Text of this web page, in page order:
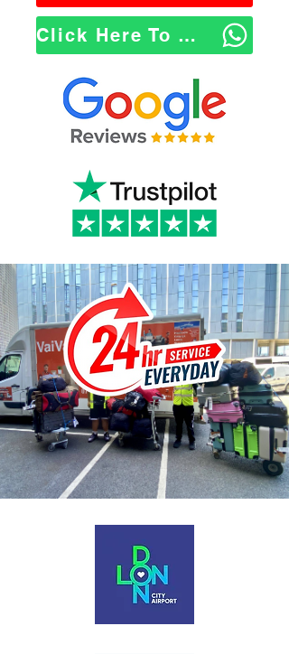
Click Here To WhatsApp Us